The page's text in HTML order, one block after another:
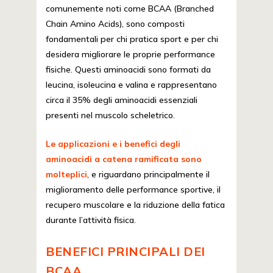
comunemente noti come BCAA (Branched
Chain Amino Acids), sono composti
fondamentali per chi pratica sport e per chi
desidera migliorare le proprie performance
fisiche. Questi aminoacidi sono formati da
leucina, isoleucina e valina e rappresentano
circa il 35% degli aminoacidi essenziali
presenti nel muscolo scheletrico.
Le applicazioni e i benefici degli
aminoacidi a catena ramificata sono
molteplici, e riguardano principalmente il
miglioramento delle performance sportive, il
recupero muscolare e la riduzione della fatica
durante l’attività fisica.
BENEFICI PRINCIPALI DEI